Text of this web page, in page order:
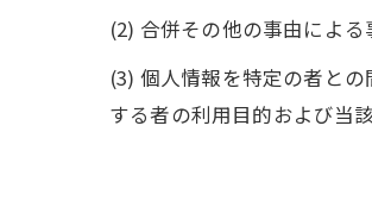
(2) 合併その他の事由によ
(3) 個人情報を特定の者と
する者の利用目的および当